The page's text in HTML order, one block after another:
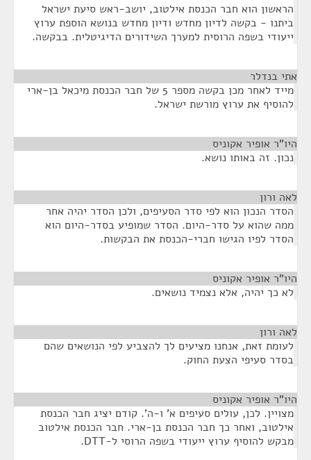
הראשון הוא חבר הכנסת אילטוב, יושב-ראש סיעת ישראל
ביתנו - בקשה לדיון מחדש ודיון מחדש בנושא הוספת ערוץ
ייעודי בשפה הרוסית למערך השידורים הדיגיטלית. בבקשה.
אתי בנדלר
מייד לאחר מכן בקשה מספר 5 של חבר הכנסת מיכאל בן-ארי
להוסיף את ערוץ מורשת ישראל.
היו"ר אופיר אקוניס
נכון. זה באותו נושא.
לאה ורון
הסדר הנכון הוא לפי סדר הסעיפים, ולכן הסדר יהיה אחר
ממה שהוא על סדר-היום. הסדר שמופיע בסדר-היום הוא
הסדר לפיו הגישו חברי-הכנסת את הבקשות.
היו"ר אופיר אקוניס
לא כך יהיה, אלא נצמיד נושאים.
לאה ורון
לעומת זאת, אנחנו מציעים לך להצביע לפי הנושאים שהם
בסדר סעיפי הצעת החוק.
היו"ר אופיר אקוניס
מצויין. לכן, עולים סעיפים א' ו-ה'. קודם יציג חבר הכנסת
אילטוב, ואחר כך חבר הכנסת בן-ארי. חבר הכנסת אילטוב
מבקש להוסיף ערוץ ייעודי בשפה הרוסי ל-DTT.